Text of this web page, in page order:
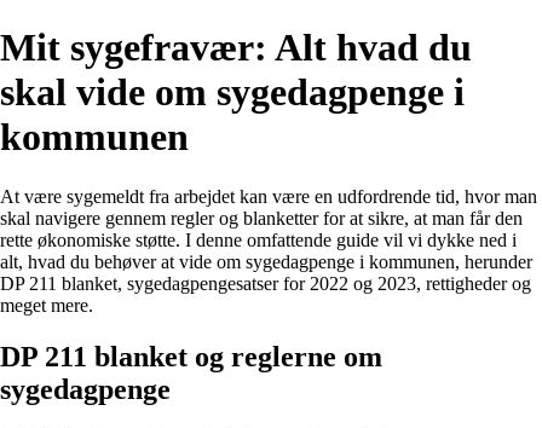
Mit sygefravær: Alt hvad du
skal vide om sygedagpenge i
kommunen
At være sygemeldt fra arbejdet kan være en udfordrende tid, hvor man
skal navigere gennem regler og blanketter for at sikre, at man får den
rette økonomiske støtte. I denne omfattende guide vil vi dykke ned i
alt, hvad du behøver at vide om sygedagpenge i kommunen, herunder
DP 211 blanket, sygedagpengesatser for 2022 og 2023, rettigheder og
meget mere.
DP 211 blanket og reglerne om
sygedagpenge